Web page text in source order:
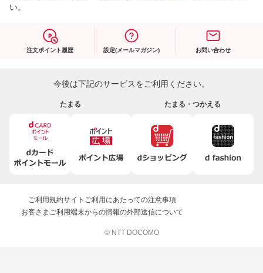
い。
注文ポイント履歴 設定(メールマガジン) お問い合わせ
今後は下記のサービスをご利用ください。
たまる たまる・つかえる
ご利用規約サイトご利用にあたっての注意事項
お客さまご利用端末からの情報の外部送信について
© NTT DOCOMO